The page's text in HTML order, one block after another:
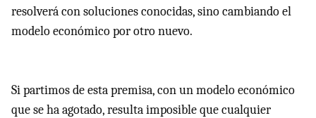
resolverá con soluciones conocidas, sino cambiando el
modelo económico por otro nuevo.
Si partimos de esta premisa, con un modelo económico
que se ha agotado, resulta imposible que cualquier